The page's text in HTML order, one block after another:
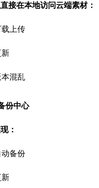
接在本地访问云端素材：
上传
新
混乱
份中心
：
备份